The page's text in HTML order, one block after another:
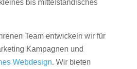
bis mittelständisches
Team entwickeln wir für
Kampagnen und
Webdesign. Wir bieten